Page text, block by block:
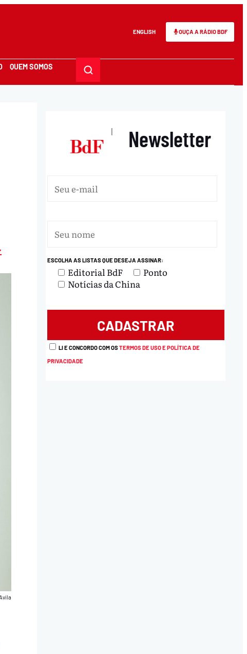
ENGLISH OUÇA A RÁDIO BDF
QUEM SOMOS
| Newsletter
ESCOLHA AS LISTAS QUE DESEJA ASSINAR:
Editorial BdF
Ponto
Notícias da China
LI E CONCORDO COM OSTERMOS DE USO E POLÍTICA DE
PRIVACIDADE